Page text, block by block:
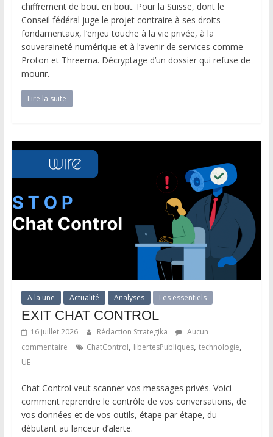
chiffrement de bout en bout. Pour la Suisse, dont le
Conseil fédéral juge le projet contraire à ses droits
fondamentaux, l’enjeu touche à la vie privée, à la
souveraineté numérique et à l’avenir de services comme
Proton et Threema. Décryptage d’un dossier qui refuse de
mourir.
Lire la suite
A la une Actualité Analyses Les essentiels
EXIT CHAT CONTROL
16 juillet 2026 Rédaction Strategika
Aucun
commentaire
ChatControl, libertesPubliques, technologie,
UE
Chat Control veut scanner vos messages privés. Voici
comment reprendre le contrôle de vos conversations, de
vos données et de vos outils, étape par étape, du
débutant au lanceur d’alerte.